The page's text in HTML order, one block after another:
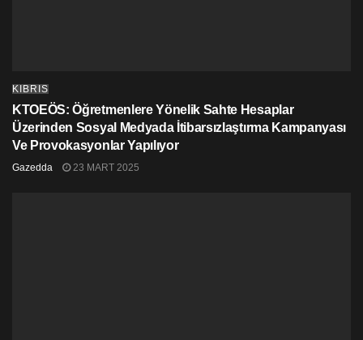
KIBRIS
KTOEÖS: Öğretmenlere Yönelik Sahte Hesaplar
Üzerinden Sosyal Medyada İtibarsızlaştırma Kampanyası
Ve Provokasyonlar Yapılıyor
Gazedda 23 MART 2025